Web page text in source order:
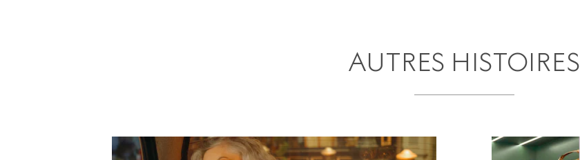
AUTRES HISTOIRES